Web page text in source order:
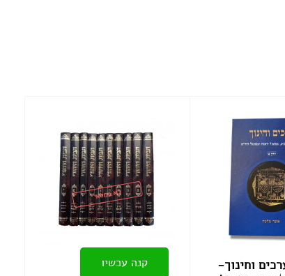
לא במלאי
קנה עכשיו
וחינוך-